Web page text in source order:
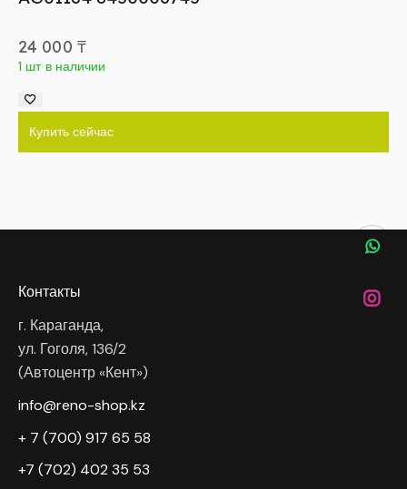
24 000 ₸
1 шт в наличии
Купить сейчас
Контакты
г. Караганда,
ул. Гоголя, 136/2
(Автоцентр «Кент»)
info@reno-shop.kz
+ 7 (700) 917 65 58
+7 (702) 402 35 53